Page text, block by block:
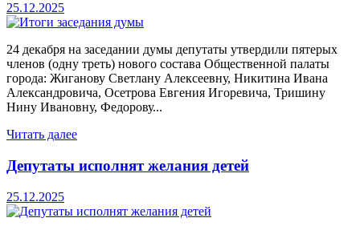
25.12.2025
24 декабря на заседании думы депутаты утвердили пятерых
членов (одну треть) нового состава Общественной палаты
города: Жиганову Светлану Алексеевну, Никитина Ивана
Александровича, Осетрова Евгения Игоревича, Тришину
Нину Ивановну, Федорову...
Читать далее
Депутаты исполнят желания детей
25.12.2025